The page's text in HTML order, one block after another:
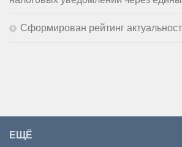
Сформирован рейтинг
ЕЩЁ